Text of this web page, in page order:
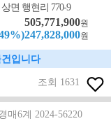
면 행현리 770-9
505,771,900원
원
입니다
조회 1631
매6계 2024-56220